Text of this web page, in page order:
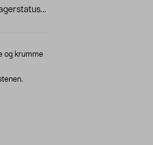
og krumme